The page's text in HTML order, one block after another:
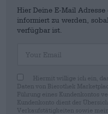
Hier Deine E-Mail
informiert zu werden,
verfügbar ist.
Hiermit willige ich ein,
Daten von Bierothek
Führung eines Kundenkontos
Kundenkonto dient der
Verkaufstätigkeiten sowie